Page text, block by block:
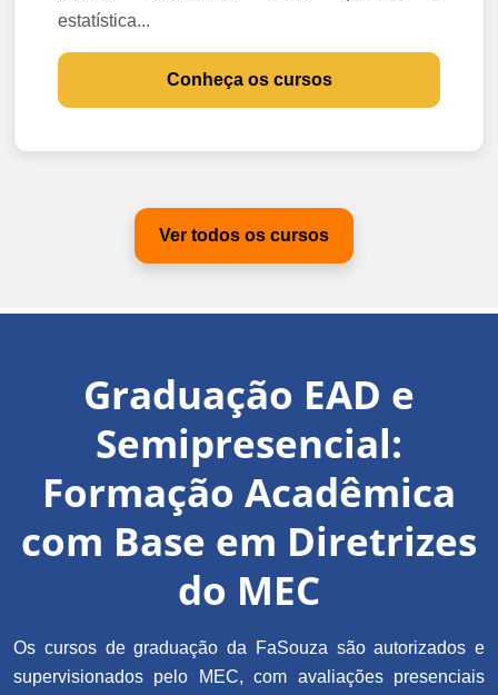
estatística...
Conheça os cursos
Ver todos os cursos
Graduação EAD e
Semipresencial:
Formação Acadêmica
com Base em Diretrizes
do MEC
Os cursos de graduação da FaSouza são autorizados e
supervisionados pelo MEC, com avaliações presenciais